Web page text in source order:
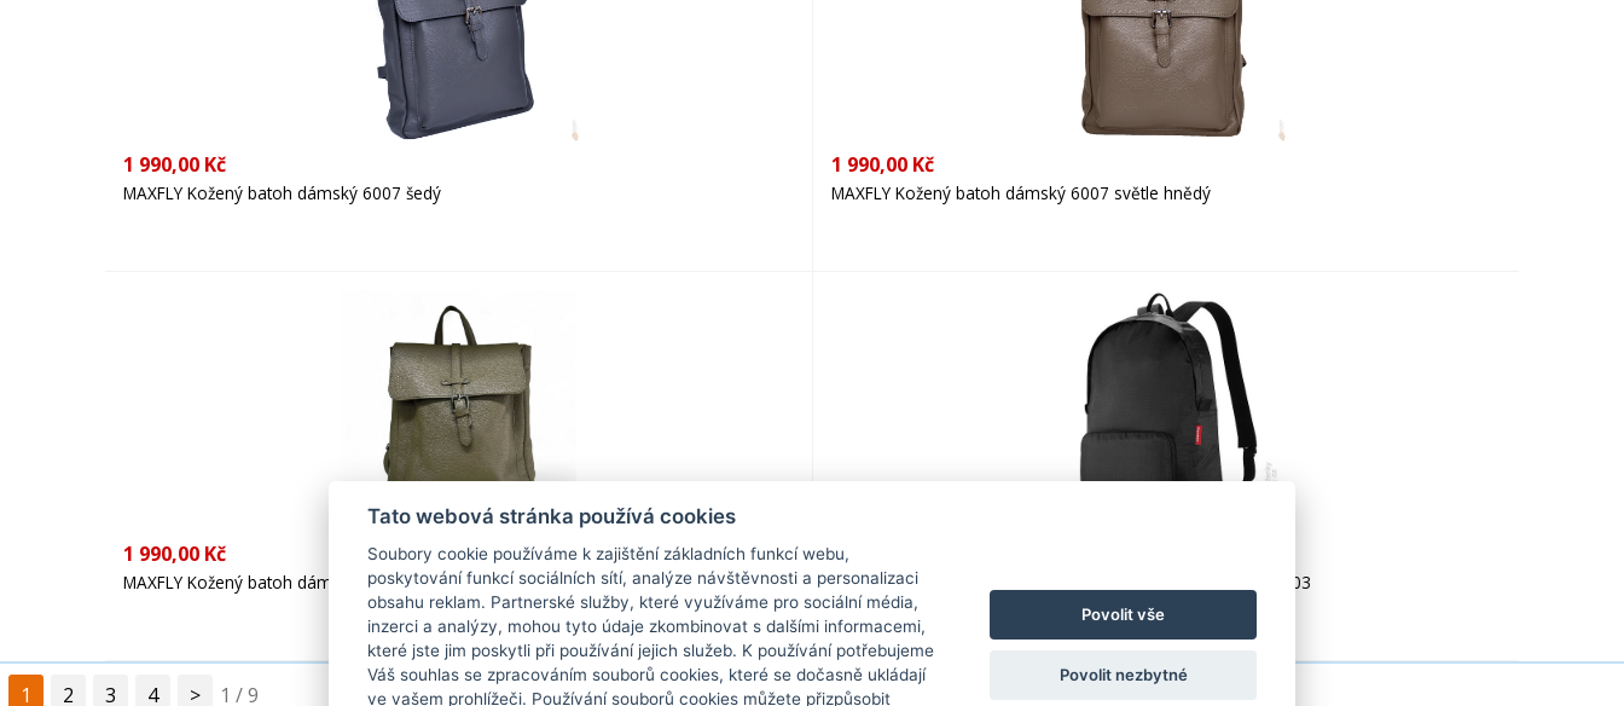
1 990,00 Kč
MAXFLY Kožený batoh dámský 6007 šedý
1 990,00 Kč
MAXFLY Kožený batoh dámský 6007 světle hnědý
1 990,00 Kč
MAXFLY Kožený batoh dámský 6007 zelený oliva
440,00 Kč
Reisenthel Skládací batoh Mini Maxi rucksack black 12L AP7003
1 2 3 4 > 1 / 9
Tato webová stránka používá cookies
Soubory cookie používáme k zajištění základních funkcí webu,
poskytování funkcí sociálních sítí, analýze návštěvnosti a personalizaci
obsahu reklam. Partnerské služby, které využíváme pro sociální média,
inzerci a analýzy, mohou tyto údaje zkombinovat s dalšími informacemi,
které jste jim poskytli při používání jejich služeb. K používání potřebujeme
Váš souhlas se zpracováním souborů cookies, které se dočasně ukládají
ve vašem prohlížeči. Používání souborů cookies můžete přizpůsobit
Povolit vše
Povolit nezbytné